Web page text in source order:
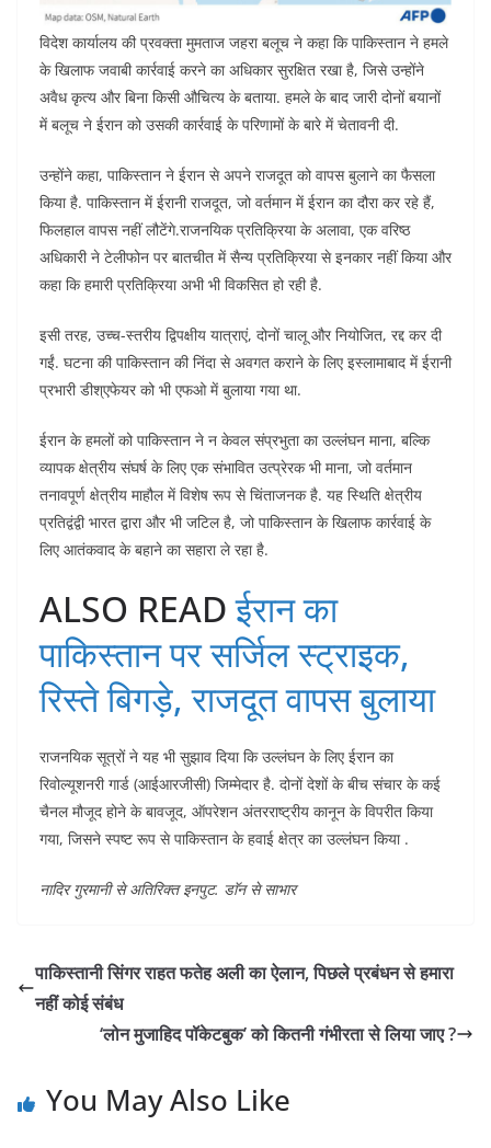
विदेश कार्यालय की प्रवक्ता मुमताज जहरा बलूच ने कहा कि पाकिस्तान ने हमले
के खिलाफ जवाबी कार्रवाई करने का अधिकार सुरक्षित रखा है, जिसे उन्होंने
अवैध कृत्य और बिना किसी औचित्य के बताया. हमले के बाद जारी दोनों बयानों
में बलूच ने ईरान को उसकी कार्रवाई के परिणामों के बारे में चेतावनी दी.
उन्होंने कहा, पाकिस्तान ने ईरान से अपने राजदूत को वापस बुलाने का फैसला
किया है. पाकिस्तान में ईरानी राजदूत, जो वर्तमान में ईरान का दौरा कर रहे हैं,
फिलहाल वापस नहीं लौटेंगे.राजनयिक प्रतिक्रिया के अलावा, एक वरिष्ठ
अधिकारी ने टेलीफोन पर बातचीत में सैन्य प्रतिक्रिया से इनकार नहीं किया और
कहा कि हमारी प्रतिक्रिया अभी भी विकसित हो रही है.
इसी तरह, उच्च-स्तरीय द्विपक्षीय यात्राएं, दोनों चालू और नियोजित, रद्द कर दी
गईं. घटना की पाकिस्तान की निंदा से अवगत कराने के लिए इस्लामाबाद में ईरानी
प्रभारी डीश्एफेयर को भी एफओ में बुलाया गया था.
ईरान के हमलों को पाकिस्तान ने न केवल संप्रभुता का उल्लंघन माना, बल्कि
व्यापक क्षेत्रीय संघर्ष के लिए एक संभावित उत्प्रेरक भी माना, जो वर्तमान
तनावपूर्ण क्षेत्रीय माहौल में विशेष रूप से चिंताजनक है. यह स्थिति क्षेत्रीय
प्रतिद्वंद्वी भारत द्वारा और भी जटिल है, जो पाकिस्तान के खिलाफ कार्रवाई के
लिए आतंकवाद के बहाने का सहारा ले रहा है.
ALSO READईरान का
पाकिस्तान पर सर्जिल स्ट्राइक,
रिस्ते बिगड़े, राजदूत वापस बुलाया
राजनयिक सूत्रों ने यह भी सुझाव दिया कि उल्लंघन के लिए ईरान का
रिवोल्यूशनरी गार्ड (आईआरजीसी) जिम्मेदार है. दोनों देशों के बीच संचार के कई
चैनल मौजूद होने के बावजूद, ऑपरेशन अंतरराष्ट्रीय कानून के विपरीत किया
गया, जिसने स्पष्ट रूप से पाकिस्तान के हवाई क्षेत्र का उल्लंघन किया .
नादिर गुरमानी से अतिरिक्त इनपुट. डाॅन से साभार
पाकिस्तानी सिंगर राहत फतेह अली का ऐलान, पिछले प्रबंधन से हमारा
नहीं कोई संबंध
‘लोन मुजाहिद पॉकेटबुक’ को कितनी गंभीरता से लिया जाए ?
You May Also Like